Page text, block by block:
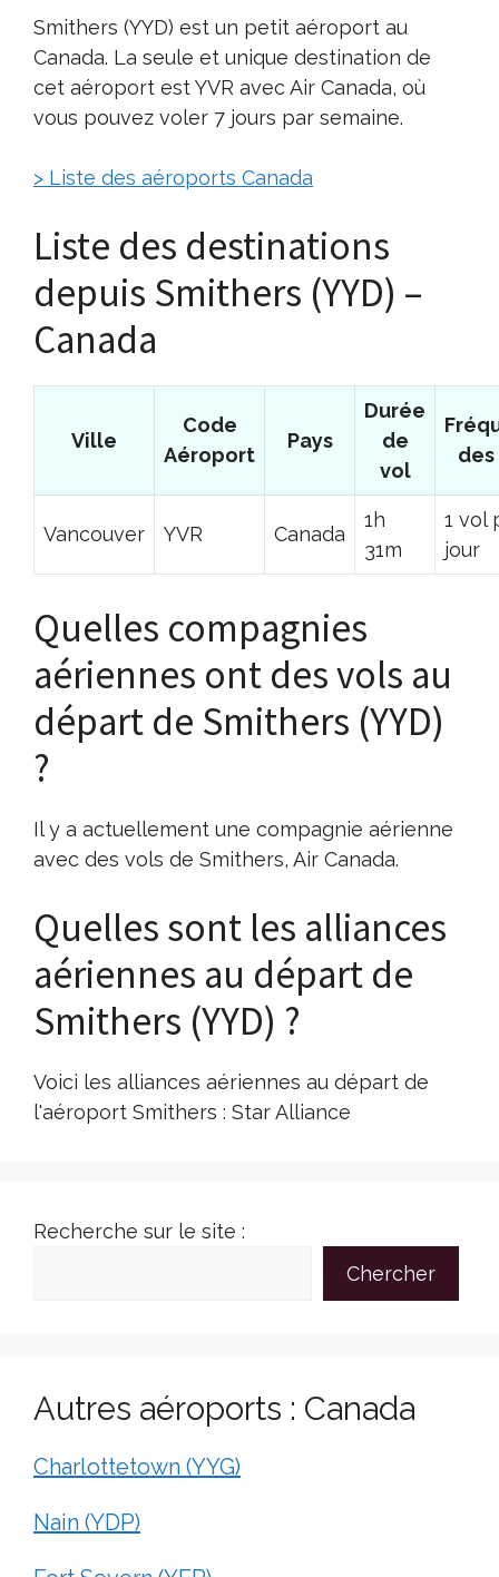
Smithers (YYD) est un petit aéroport au
Canada. La seule et unique destination de
cet aéroport est YVR avec Air Canada, où
vous pouvez voler 7 jours par semaine.
> Liste des aéroports Canada
Liste des destinations
depuis Smithers (YYD) –
Canada
Ville
Code
Aéroport
Pays
Durée
de
vol
Vancouver YVR Canada
1h
31m
1 vol
jour
Quelles compagnies
aériennes ont des vols au
départ de Smithers (YYD)
?
Il y a actuellement une compagnie aérienne
avec des vols de Smithers, Air Canada.
Quelles sont les alliances
aériennes au départ de
Smithers (YYD) ?
Voici les alliances aériennes au départ de
l'aéroport Smithers : Star Alliance
Recherche sur le site :
Chercher
Autres aéroports : Canada
Charlottetown (YYG)
Nain (YDP)